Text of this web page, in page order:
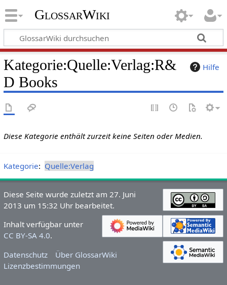
GlossarWiki
Hilfe
Kategorie:Quelle:Verlag:R&
D Books
Diese Kategorie enthält zurzeit keine Seiten oder Medien.
Kategorie: Quelle:Verlag
Diese Seite wurde zuletzt am 27. Juni
2013 um 15:32 Uhr bearbeitet.
Inhalt verfügbar unter
CC BY-SA 4.0.
Datenschutz
Über GlossarWiki
Lizenzbestimmungen